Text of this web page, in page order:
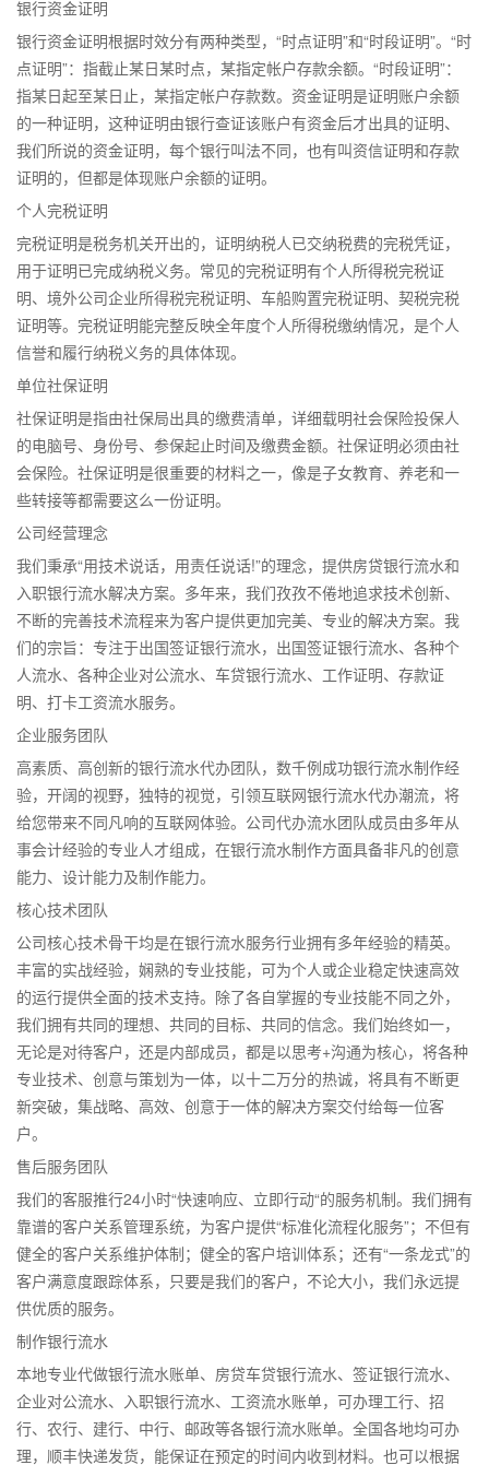
银行资金证明
银行资金证明根据时效分有两种类型，“时点证明”和“时段证明”。“时
点证明”：指截止某日某时点，某指定帐户存款余额。“时段证明”：
指某日起至某日止，某指定帐户存款数。资金证明是证明账户余额
的一种证明，这种证明由银行查证该账户有资金后才出具的证明、
我们所说的资金证明，每个银行叫法不同，也有叫资信证明和存款
证明的，但都是体现账户余额的证明。
个人完税证明
完税证明是税务机关开出的，证明纳税人已交纳税费的完税凭证，
用于证明已完成纳税义务。常见的完税证明有个人所得税完税证
明、境外公司企业所得税完税证明、车船购置完税证明、契税完税
证明等。完税证明能完整反映全年度个人所得税缴纳情况，是个人
信誉和履行纳税义务的具体体现。
单位社保证明
社保证明是指由社保局出具的缴费清单，详细载明社会保险投保人
的电脑号、身份号、参保起止时间及缴费金额。社保证明必须由社
会保险。社保证明是很重要的材料之一，像是子女教育、养老和一
些转接等都需要这么一份证明。
公司经营理念
我们秉承“用技术说话，用责任说话!”的理念，提供房贷银行流水和
入职银行流水解决方案。多年来，我们孜孜不倦地追求技术创新、
不断的完善技术流程来为客户提供更加完美、专业的解决方案。我
们的宗旨：专注于出国签证银行流水，出国签证银行流水、各种个
人流水、各种企业对公流水、车贷银行流水、工作证明、存款证
明、打卡工资流水服务。
企业服务团队
高素质、高创新的银行流水代办团队，数千例成功银行流水制作经
验，开阔的视野，独特的视觉，引领互联网银行流水代办潮流，将
给您带来不同凡响的互联网体验。公司代办流水团队成员由多年从
事会计经验的专业人才组成，在银行流水制作方面具备非凡的创意
能力、设计能力及制作能力。
核心技术团队
公司核心技术骨干均是在银行流水服务行业拥有多年经验的精英。
丰富的实战经验，娴熟的专业技能，可为个人或企业稳定快速高效
的运行提供全面的技术支持。除了各自掌握的专业技能不同之外，
我们拥有共同的理想、共同的目标、共同的信念。我们始终如一，
无论是对待客户，还是内部成员，都是以思考+沟通为核心，将各种
专业技术、创意与策划为一体，以十二万分的热诚，将具有不断更
新突破，集战略、高效、创意于一体的解决方案交付给每一位客
户。
售后服务团队
我们的客服推行24小时“快速响应、立即行动“的服务机制。我们拥有
靠谱的客户关系管理系统，为客户提供“标准化流程化服务”；不但有
健全的客户关系维护体制；健全的客户培训体系；还有“一条龙式”的
客户满意度跟踪体系，只要是我们的客户，不论大小，我们永远提
供优质的服务。
制作银行流水
本地专业代做银行流水账单、房贷车贷银行流水、签证银行流水、
企业对公流水、入职银行流水、工资流水账单，可办理工行、招
行、农行、建行、中行、邮政等各银行流水账单。全国各地均可办
理，顺丰快递发货，能保证在预定的时间内收到材料。也可以根据